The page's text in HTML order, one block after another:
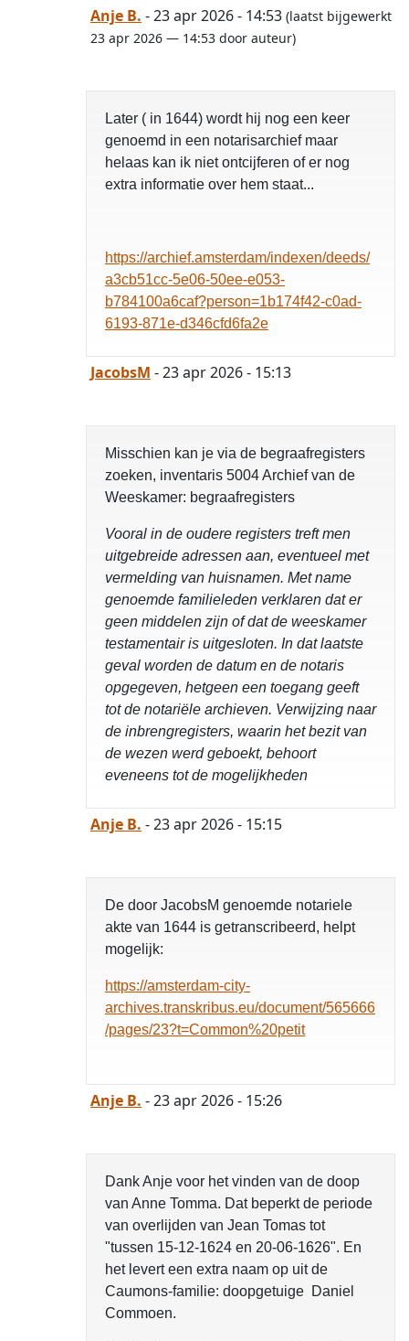
Anje B. - 23 apr 2026 - 14:53 (laatst bijgewerkt
23 apr 2026 — 14:53 door auteur)
Later ( in 1644) wordt hij nog een keer
genoemd in een notarisarchief maar
helaas kan ik niet ontcijferen of er nog
extra informatie over hem staat...
https://archief.amsterdam/indexen/deeds/
a3cb51cc-5e06-50ee-e053-
b784100a6caf?person=1b174f42-c0ad-
6193-871e-d346cfd6fa2e
JacobsM - 23 apr 2026 - 15:13
Misschien kan je via de begraafregisters
zoeken, inventaris 5004 Archief van de
Weeskamer: begraafregisters
Vooral in de oudere registers treft men
uitgebreide adressen aan, eventueel met
vermelding van huisnamen. Met name
genoemde familieleden verklaren dat er
geen middelen zijn of dat de weeskamer
testamentair is uitgesloten. In dat laatste
geval worden de datum en de notaris
opgegeven, hetgeen een toegang geeft
tot de notariële archieven. Verwijzing naar
de inbrengregisters, waarin het bezit van
de wezen werd geboekt, behoort
eveneens tot de mogelijkheden
Anje B. - 23 apr 2026 - 15:15
De door JacobsM genoemde notariele
akte van 1644 is getranscribeerd, helpt
mogelijk:
https://amsterdam-city-
archives.transkribus.eu/document/565666
/pages/23?t=Common%20petit
Anje B. - 23 apr 2026 - 15:26
Dank Anje voor het vinden van de doop
van Anne Tomma. Dat beperkt de periode
van overlijden van Jean Tomas tot
"tussen 15-12-1624 en 20-06-1626". En
het levert een extra naam op uit de
Caumons-familie: doopgetuige Daniel
Commoen.